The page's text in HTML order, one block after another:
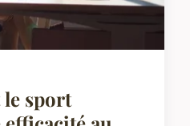
le sport